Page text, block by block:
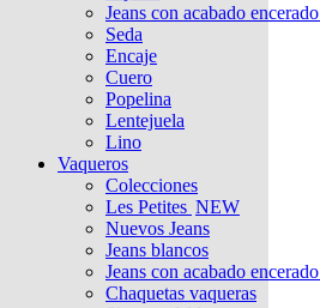
Jeans con acabado encerado
Seda
Encaje
Cuero
Popelina
Lentejuela
Lino
Vaqueros
Colecciones
Les Petites NEW
Nuevos Jeans
Jeans blancos
Jeans con acabado encerado
Chaquetas vaqueras